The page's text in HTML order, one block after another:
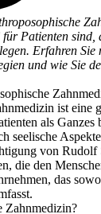
Patienten sind,
Erfahren Sie
und wie Sie
ist eine
als Ganzes
seelische
von Rudolf
die den
das
Zahnmedizin?